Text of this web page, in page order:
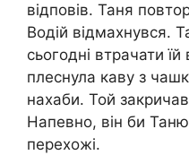
відповів. Таня
Водій відмахнувся.
сьогодні втрачати
плеснула каву з
нахаби. Той
Напевно, він би
перехожі.